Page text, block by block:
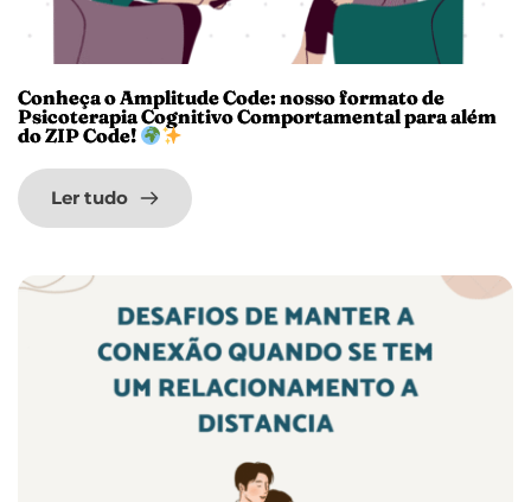
Conheça o Amplitude Code: nosso formato de
Psicoterapia Cognitivo Comportamental para além
do ZIP Code!
Ler tudo